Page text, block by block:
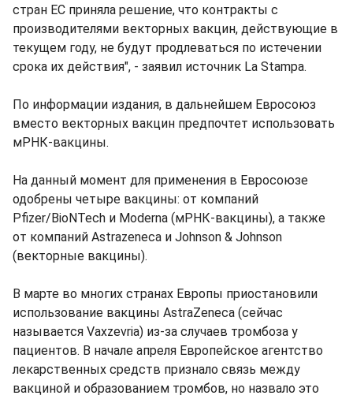
стран ЕС приняла решение, что контракты с
производителями векторных вакцин, действующие в
текущем году, не будут продлеваться по истечении
срока их действия", - заявил источник La Stampa.
По информации издания, в дальнейшем Евросоюз
вместо векторных вакцин предпочтет использовать
мРНК-вакцины.
На данный момент для применения в Евросоюзе
одобрены четыре вакцины: от компаний
Pfizer/BioNTech и Moderna (мРНК-вакцины), а также
от компаний Astrazeneca и Johnson & Johnson
(векторные вакцины).
В марте во многих странах Европы приостановили
использование вакцины AstraZeneca (сейчас
называется Vaxzevria) из-за случаев тромбоза у
пациентов. В начале апреля Европейское агентство
лекарственных средств признало связь между
вакциной и образованием тромбов, но назвало это